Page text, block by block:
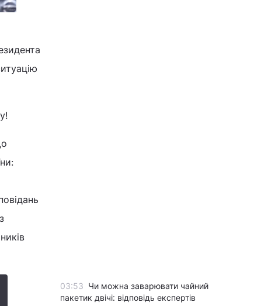
03:53 Чи можна заварювати чайний
пакетик двічі: відповідь експертів